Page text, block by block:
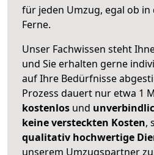
für jeden Umzug, egal ob
Ferne.
Unser Fachwissen steht
und Sie erhalten gerne
auf Ihre Bedürfnisse
Prozess dauert nur etwa 1
kostenlos und
keine versteckten Kosten,
qualitativ hochwertige
unserem Umzugspartner